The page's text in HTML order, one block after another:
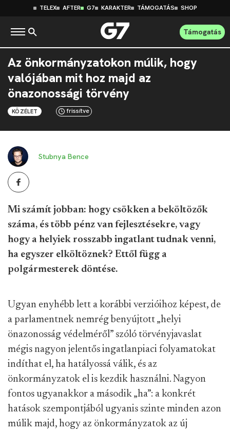
TELEX AFTER G7 KARAKTER TÁMOGATÁS SHOP
Támogatás
Az önkormányzatokon múlik, hogy
valójában mit hoz majd az
önazonossági törvény
KÖZÉLET frissítve
Stubnya Bence
Mi számít jobban: hogy csökken a beköltözők
száma, és több pénz van fejlesztésekre, vagy
hogy a helyiek rosszabb ingatlant tudnak venni,
ha egyszer elköltöznek? Ettől függ a
polgármesterek döntése.
Ugyan enyhébb lett a korábbi verzióihoz képest, de
a parlamentnek nemrég benyújtott „helyi
önazonosság védelméről” szóló törvényjavaslat
mégis nagyon jelentős ingatlanpiaci folyamatokat
indíthat el, ha hatályossá válik, és az
önkormányzatok el is kezdik használni. Nagyon
fontos ugyanakkor a második „ha”: a konkrét
hatások szempontjából ugyanis szinte minden azon
múlik majd, hogy az önkormányzatok az új